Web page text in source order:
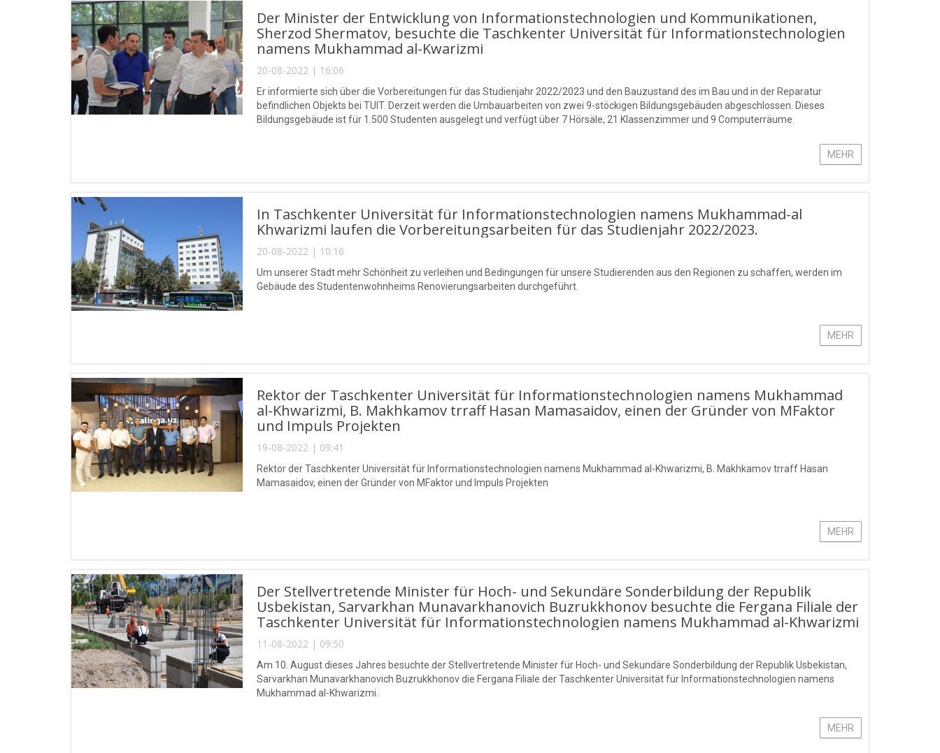
Der Minister der Entwicklung von Informationstechnologien und Kommunikationen,
Sherzod Shermatov, besuchte die Taschkenter Universität für Informationstechnologien
namens Mukhammad al-Kwarizmi
20-08-2022 | 16:06
Er informierte sich über die Vorbereitungen für das Studienjahr 2022/2023 und den Bauzustand des im Bau und in der Reparatur
befindlichen Objekts bei TUIT. Derzeit werden die Umbauarbeiten von zwei 9-stöckigen Bildungsgebäuden abgeschlossen. Dieses
Bildungsgebäude ist für 1.500 Studenten ausgelegt und verfügt über 7 Hörsäle, 21 Klassenzimmer und 9 Computerräume.
MEHR
In Taschkenter Universität für Informationstechnologien namens Mukhammad-al
Khwarizmi laufen die Vorbereitungsarbeiten für das Studienjahr 2022/2023.
20-08-2022 | 10:16
Um unserer Stadt mehr Schönheit zu verleihen und Bedingungen für unsere Studierenden aus den Regionen zu schaffen, werden im
Gebäude des Studentenwohnheims Renovierungsarbeiten durchgeführt.
MEHR
Rektor der Taschkenter Universität für Informationstechnologien namens Mukhammad
al-Khwarizmi, B. Makhkamov trraff Hasan Mamasaidov, einen der Gründer von MFaktor
und Impuls Projekten
19-08-2022 | 09:41
Rektor der Taschkenter Universität für Informationstechnologien namens Mukhammad al-Khwarizmi, B. Makhkamov trraff Hasan
Mamasaidov, einen der Gründer von MFaktor und Impuls Projekten
MEHR
Der Stellvertretende Minister für Hoch- und Sekundäre Sonderbildung der Republik
Usbekistan, Sarvarkhan Munavarkhanovich Buzrukkhonov besuchte die Fergana Filiale der
Taschkenter Universität für Informationstechnologien namens Mukhammad al-Khwarizmi
11-08-2022 | 09:50
Am 10. August dieses Jahres besuchte der Stellvertretende Minister für Hoch- und Sekundäre Sonderbildung der Republik Usbekistan,
Sarvarkhan Munavarkhanovich Buzrukkhonov die Fergana Filiale der Taschkenter Universität für Informationstechnologien namens
Mukhammad al-Khwarizmi.
MEHR